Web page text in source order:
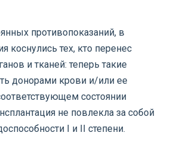
противопоказаний, в
коснулись тех, кто перенес
и тканей: теперь такие
донорами крови и/или ее
состоянии
не повлекла за собой
I и II степени.